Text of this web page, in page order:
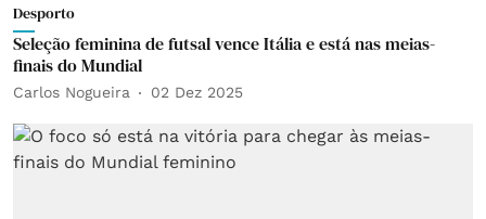
Desporto
Seleção feminina de futsal vence Itália e está nas meias-
finais do Mundial
Carlos Nogueira 02 Dez 2025